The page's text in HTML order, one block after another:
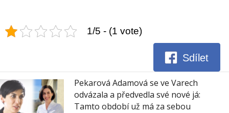
1/5 - (1 vote)
Sdílet
Pekarová Adamová se ve Varech
odvázala a předvedla své nové já:
Tamto období už má za sebou